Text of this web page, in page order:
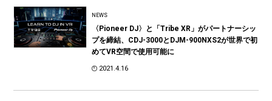
NEWS
〈Pioneer DJ〉と「Tribe XR」がパートナーシッ
プを締結、CDJ-3000とDJM-900NXS2が世界で初
めてVR空間で使用可能に
2021.4.16